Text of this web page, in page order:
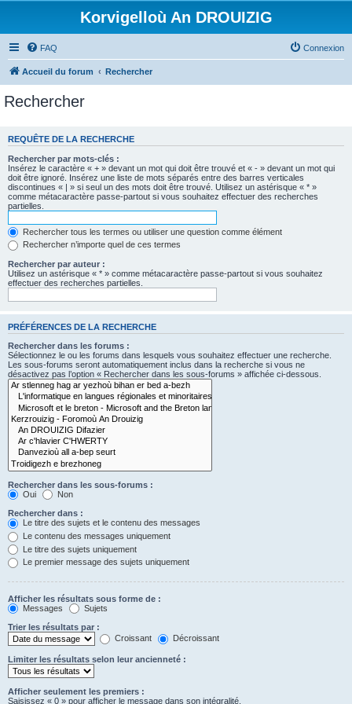
Korvigelloù An DROUIZIG
FAQ Connexion
Accueil du forum Rechercher
Rechercher
REQUÊTE DE LA RECHERCHE
Rechercher par mots-clés :
Insérez le caractère « + » devant un mot qui doit être trouvé et « - » devant un mot qui
doit être ignoré. Insérez une liste de mots séparés entre des barres verticales
discontinues « | » si seul un des mots doit être trouvé. Utilisez un astérisque « * »
comme métacaractère passe-partout si vous souhaitez effectuer des recherches
partielles.
Rechercher tous les termes ou utiliser une question comme élément
Rechercher n’importe quel de ces termes
Rechercher par auteur :
Utilisez un astérisque « * » comme métacaractère passe-partout si vous souhaitez
effectuer des recherches partielles.
PRÉFÉRENCES DE LA RECHERCHE
Rechercher dans les forums :
Sélectionnez le ou les forums dans lesquels vous souhaitez effectuer une recherche.
Les sous-forums seront automatiquement inclus dans la recherche si vous ne
désactivez pas l’option « Rechercher dans les sous-forums » affichée ci-dessous.
Rechercher dans les sous-forums :
Oui
Non
Rechercher dans :
Le titre des sujets et le contenu des messages
Le contenu des messages uniquement
Le titre des sujets uniquement
Le premier message des sujets uniquement
Afficher les résultats sous forme de :
Messages
Sujets
Trier les résultats par :
Croissant
Décroissant
Limiter les résultats selon leur ancienneté :
Afficher seulement les premiers :
Saisissez « 0 » pour afficher le message dans son intégralité.